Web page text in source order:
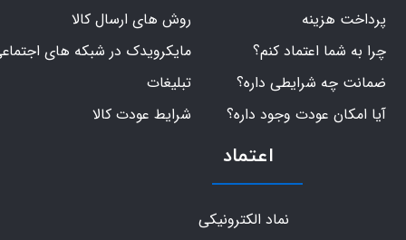
پرداخت هزینه
چرا به شما اعتماد کنم؟
ضمانت چه شرایطی داره؟
آیا امکان عودت وجود داره؟
اعتماد
نماد الکترونیکی
روش های ارسال کالا
مایکرویدک در شبکه های
تبلیغات
شرایط عودت کالا